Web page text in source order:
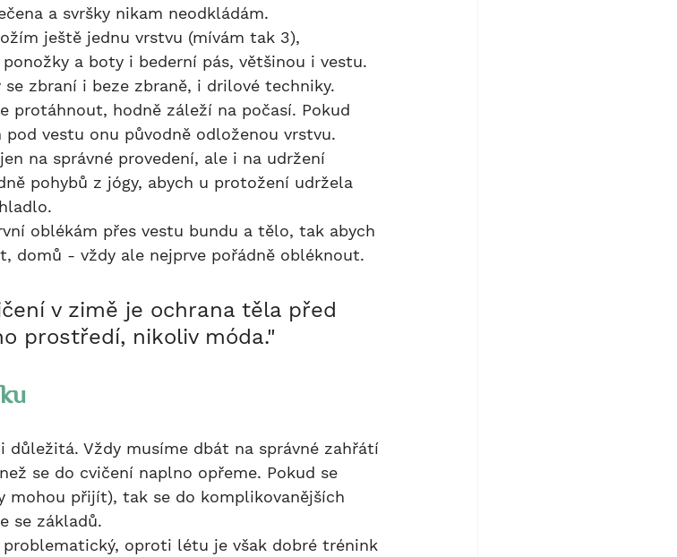
a svršky nikam neodkládám.
a boty i bederní pás, většinou i vestu.
zbraní i beze zbraně, i drilové techniky.
vestu onu původně odloženou vrstvu.
na správné provedení, ale i na udržení
pohybů z jógy, abych u protožení udržela
domů - vždy ale nejprve pořádně obléknout.
v zimě je ochrana těla před
prostředí, nikoliv móda."
se do cvičení naplno opřeme. Pokud se
mohou přijít), tak se do komplikovanějších
se základů.